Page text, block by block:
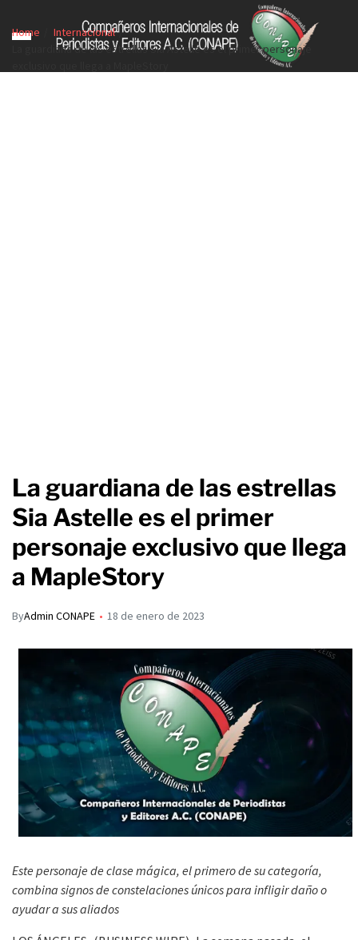
Home
Internacional
La guardiana de las estrellas Sia Astelle es el primer personaje
La guardiana de las estrellas
Sia Astelle es el primer
personaje exclusivo que llega
a MapleStory
ByAdmin CONAPE 18 de enero de 2023
Este personaje de clase mágica, el primero de su categoría,
combina signos de constelaciones únicos para infligir daño o
ayudar a sus aliados